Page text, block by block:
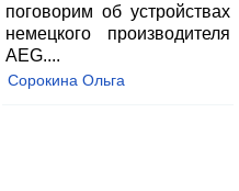
поговорим об устройствах
немецкого производителя
AEG....
Сорокина Ольга